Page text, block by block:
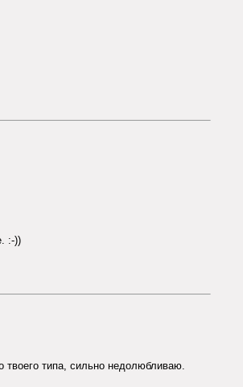
:-))
типа, сильно недолюбливаю.